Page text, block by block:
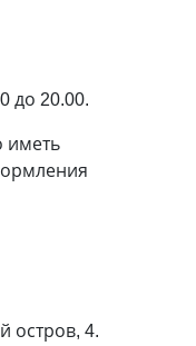
до 20.00.
иметь
остров, 4.